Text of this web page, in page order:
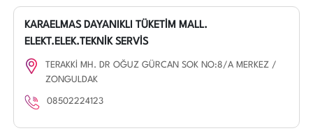
KARAELMAS DAYANIKLI TÜKETİM MALL.
ELEKT.ELEK.TEKNİK SERVİS
TERAKKİ MH. DR OĞUZ GÜRCAN SOK NO:8/A MERKEZ /
ZONGULDAK
08502224123